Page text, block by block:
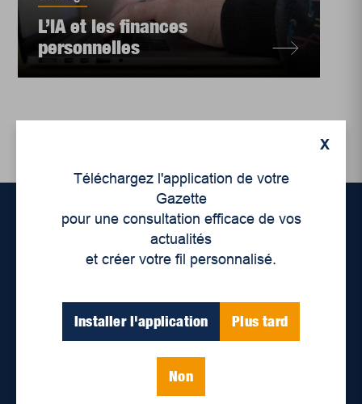
L’IA et les finances
personnelles
X
Téléchargez l'application de votre
Gazette
pour une consultation efficace de vos
actualités
et créer votre fil personnalisé.
Installer l'application Plus tard
Non
Déontologie et confidentialité